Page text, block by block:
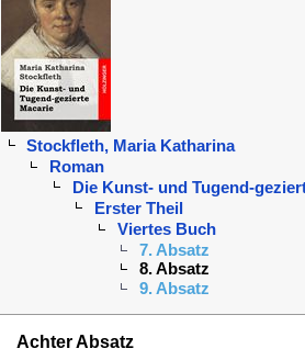
Stockfleth, Maria Katharina
Roman
Die Kunst- und Tugend-
Erster Theil
Viertes Buch
7. Absatz
8. Absatz
9. Absatz
Achter Absatz